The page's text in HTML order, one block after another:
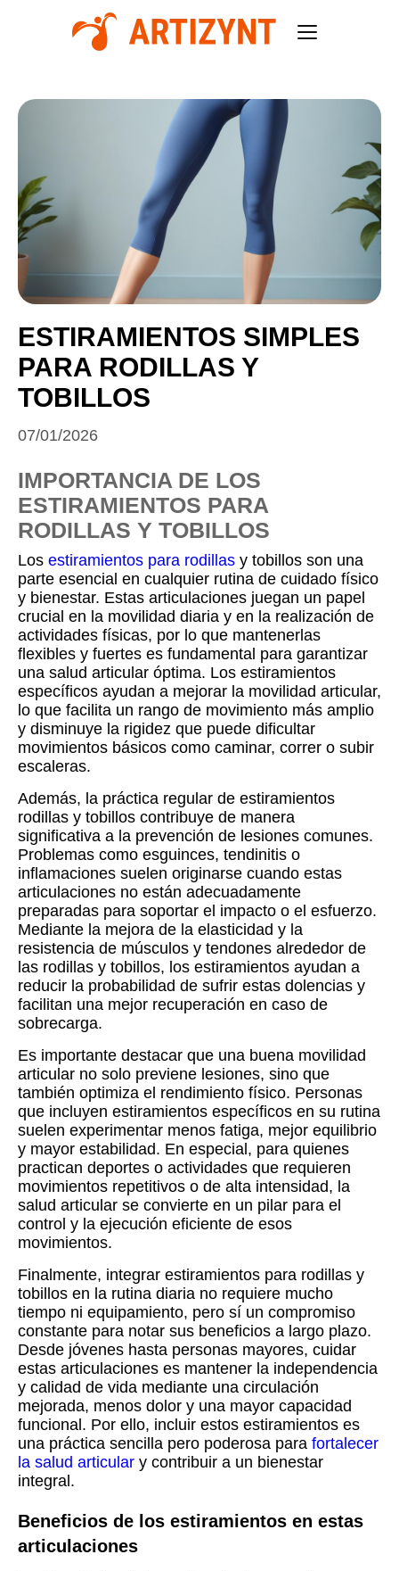
ESTIRAMIENTOS SIMPLES
PARA RODILLAS Y
TOBILLOS
07/01/2026
IMPORTANCIA DE LOS
ESTIRAMIENTOS PARA
RODILLAS Y TOBILLOS
Los estiramientos para rodillas y tobillos son una
parte esencial en cualquier rutina de cuidado físico
y bienestar. Estas articulaciones juegan un papel
crucial en la movilidad diaria y en la realización de
actividades físicas, por lo que mantenerlas
flexibles y fuertes es fundamental para garantizar
una salud articular óptima. Los estiramientos
específicos ayudan a mejorar la movilidad articular,
lo que facilita un rango de movimiento más amplio
y disminuye la rigidez que puede dificultar
movimientos básicos como caminar, correr o subir
escaleras.
Además, la práctica regular de estiramientos
rodillas y tobillos contribuye de manera
significativa a la prevención de lesiones comunes.
Problemas como esguinces, tendinitis o
inflamaciones suelen originarse cuando estas
articulaciones no están adecuadamente
preparadas para soportar el impacto o el esfuerzo.
Mediante la mejora de la elasticidad y la
resistencia de músculos y tendones alrededor de
las rodillas y tobillos, los estiramientos ayudan a
reducir la probabilidad de sufrir estas dolencias y
facilitan una mejor recuperación en caso de
sobrecarga.
Es importante destacar que una buena movilidad
articular no solo previene lesiones, sino que
también optimiza el rendimiento físico. Personas
que incluyen estiramientos específicos en su rutina
suelen experimentar menos fatiga, mejor equilibrio
y mayor estabilidad. En especial, para quienes
practican deportes o actividades que requieren
movimientos repetitivos o de alta intensidad, la
salud articular se convierte en un pilar para el
control y la ejecución eficiente de esos
movimientos.
Finalmente, integrar estiramientos para rodillas y
tobillos en la rutina diaria no requiere mucho
tiempo ni equipamiento, pero sí un compromiso
constante para notar sus beneficios a largo plazo.
Desde jóvenes hasta personas mayores, cuidar
estas articulaciones es mantener la independencia
y calidad de vida mediante una circulación
mejorada, menos dolor y una mayor capacidad
funcional. Por ello, incluir estos estiramientos es
una práctica sencilla pero poderosa para fortalecer
la salud articular y contribuir a un bienestar
integral.
Beneficios de los estiramientos en estas
articulaciones